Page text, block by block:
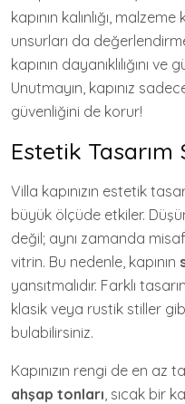
kapının kalınlığı,
unsurları da
kapının dayanıklılığını
Unutmayın, kapınız
güvenliğini de korur!
Estetik Tasarım
Villa kapınızın estetik
büyük ölçüde etkiler.
değil; aynı zamanda
vitrin. Bu nedenle, kapının
yansıtmalıdır. Farklı
klasik veya rustik stiller
bulabilirsiniz.
Kapınızın rengi de en az
ahşap tonları, sıcak bir